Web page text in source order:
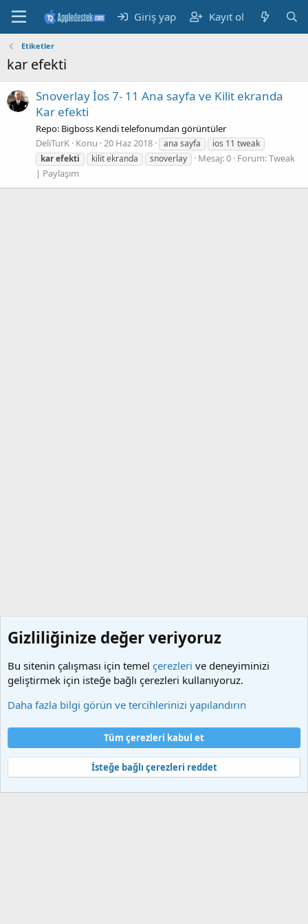
Giriş yap Kayıt ol
Etiketler
kar efekti
Snoverlay İos 7- 11 Ana sayfa ve Kilit ekranda
Kar efekti
Repo: Bigboss Kendi telefonumdan görüntüler
DeliTurK Konu 20 Haz 2018 ana sayfa
ios 11 tweak
karefekti kilit ekranda snoverlay Mesaj: 0 Forum:Tweak
| Paylaşım
Şartlar ve kurallar
Gizlilik politikası
Yardım
Ana sayfa
S
S
Community platform by XenForo® © 2010-2025 XenForo Ltd.
Gizliliğinize değer veriyoruz
Bu sitenin çalışması için temel çerezleri ve deneyiminizi
geliştirmek için isteğe bağlı çerezleri kullanıyoruz.
Daha fazla bilgi görün ve tercihlerinizi yapılandırın
Tüm çerezleri kabul et
İsteğe bağlı çerezleri reddet